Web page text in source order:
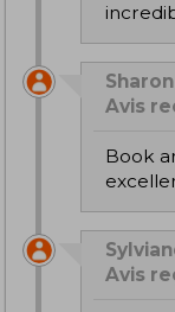
Avis
Book arrived well packaged and in
Avis